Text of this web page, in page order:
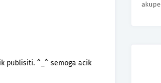
publisiti. ^_^ semoga acik